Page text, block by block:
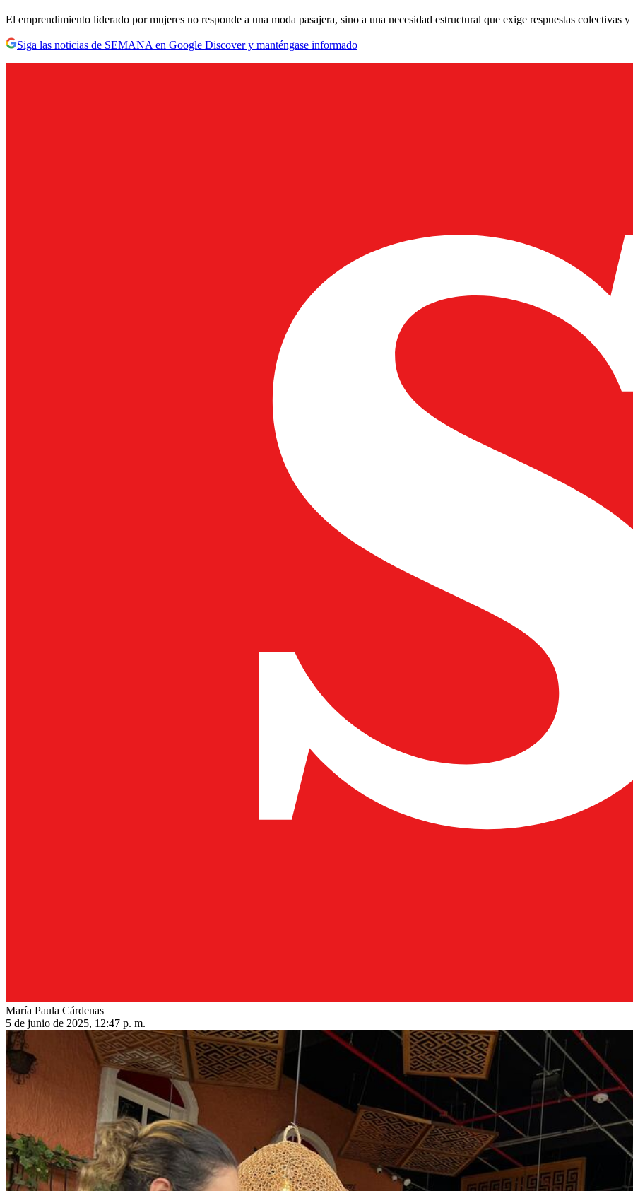
El emprendimiento liderado por mujeres no responde a una moda pasajera, sino a una necesidad estructural que exige respuestas colectivas y
Siga las noticias de SEMANA en Google Discover y manténgase informado
María Paula Cárdenas
5 de junio de 2025, 12:47 p. m.